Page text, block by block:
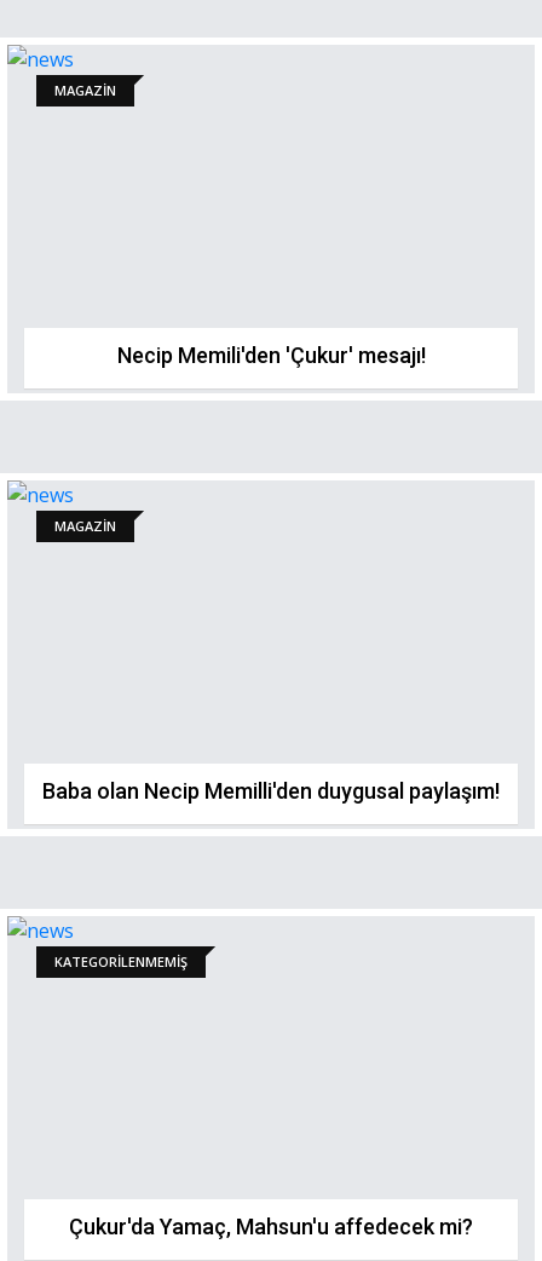
MAGAZİN
Necip Memili'den 'Çukur' mesajı!
MAGAZİN
Baba olan Necip Memilli'den duygusal paylaşım!
KATEGORILENMEMIŞ
Çukur'da Yamaç, Mahsun'u affedecek mi?